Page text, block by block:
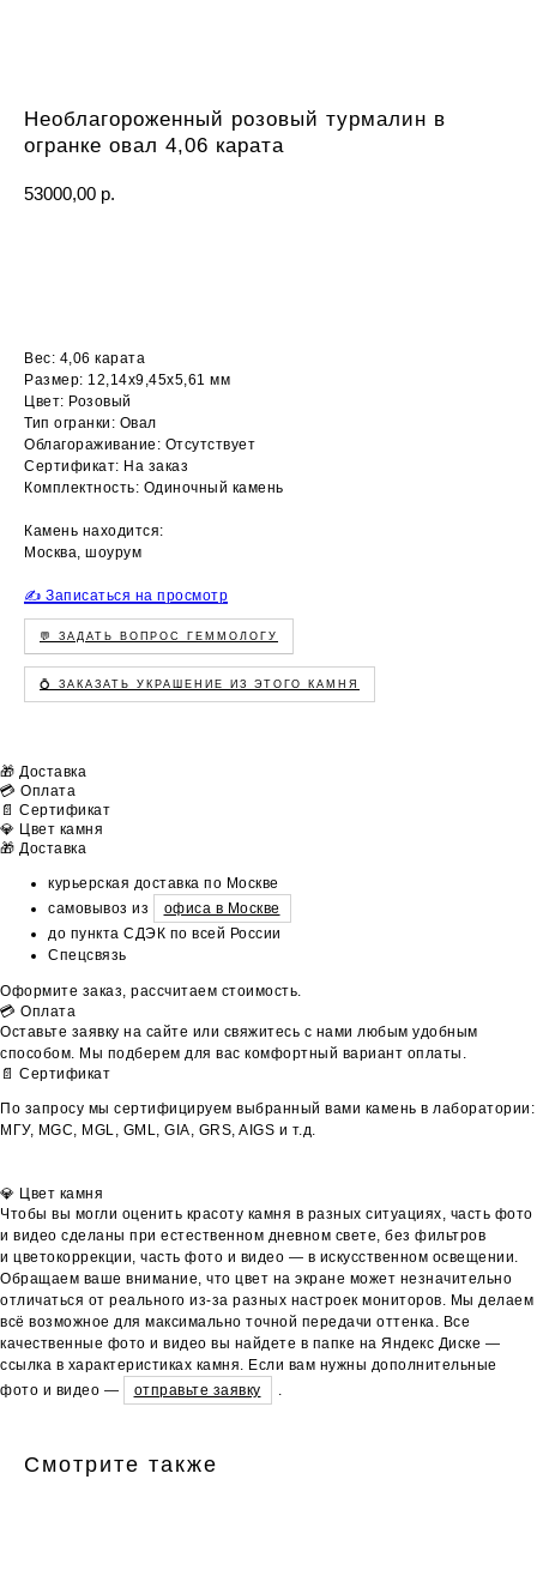
Необлагороженный розовый турмалин в
огранке овал 4,06 карата
53000,00 р.
Вес: 4,06 карата
Размер: 12,14x9,45x5,61 мм
Цвет: Розовый
Тип огранки: Овал
Облагораживание: Отсутствует
Сертификат: На заказ
Комплектность: Одиночный камень
Камень находится:
Москва, шоурум
✍️ Записаться на просмотр
💬 ЗАДАТЬ ВОПРОС ГЕММОЛОГУ
💍 ЗАКАЗАТЬ УКРАШЕНИЕ ИЗ ЭТОГО КАМНЯ
🎁 Доставка
💳 Оплата
📄 Сертификат
💎 Цвет камня
🎁 Доставка
курьерская доставка по Москве
самовывоз из
офиса в Москве
до пункта СДЭК по всей России
Спецсвязь
Оформите заказ, рассчитаем стоимость.
💳 Оплата
Оставьте заявку на сайте или свяжитесь с нами любым удобным
способом. Мы подберем для вас комфортный вариант оплаты.
📄 Сертификат
По запросу мы сертифицируем выбранный вами камень в лаборатории:
МГУ, MGC, MGL, GML, GIA, GRS, AIGS и т.д.
💎 Цвет камня
Чтобы вы могли оценить красоту камня в разных ситуациях, часть фото
и видео сделаны при естественном дневном свете, без фильтров
и цветокоррекции, часть фото и видео — в искусственном освещении.
Обращаем ваше внимание, что цвет на экране может незначительно
отличаться от реального из-за разных настроек мониторов. Мы делаем
всё возможное для максимально точной передачи оттенка. Все
качественные фото и видео вы найдете в папке на Яндекс Диске —
ссылка в характеристиках камня. Если вам нужны дополнительные
фото и видео —
отправьте заявку .
Смотрите также